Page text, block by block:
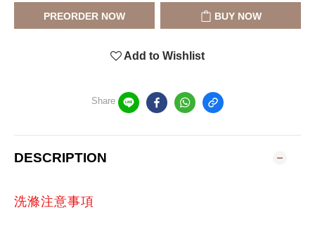
PREORDER NOW BUY NOW
Add to Wishlist
Share
DESCRIPTION
洗滌注意事項